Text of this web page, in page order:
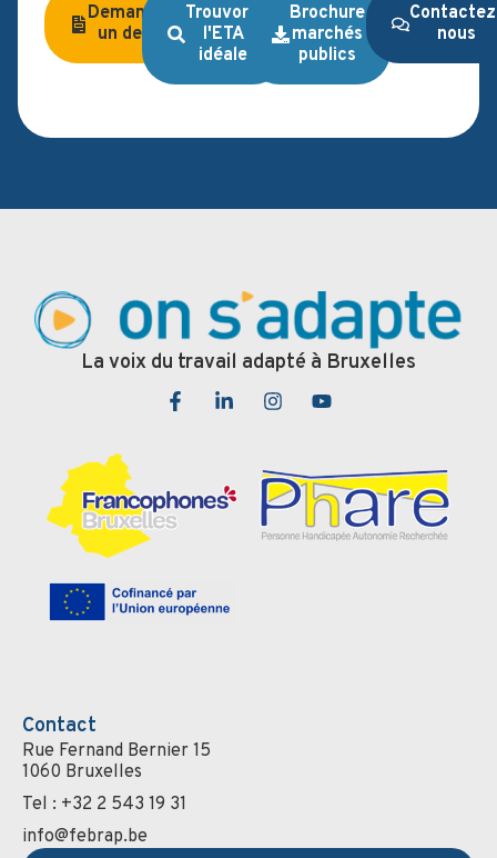
Demandez
un devis
Trouvons
l'ETA
idéale
Brochure
marchés
publics
nous
La voix du travail adapté à Bruxelles
Contact
Rue Fernand Bernier 15
1060 Bruxelles
Tel : +32 2 543 19 31
info@febrap.be